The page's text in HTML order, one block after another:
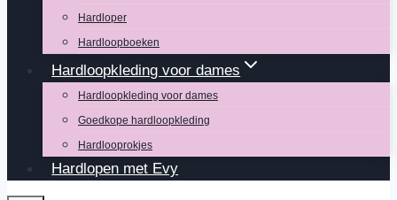
Hardloper
Hardloopboeken
Hardloopkleding voor dames
Hardloopkleding voor dames
Goedkope hardloopkleding
Hardlooprokjes
Hardlopen met Evy